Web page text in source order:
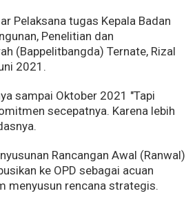
Pelaksana tugas Kepala Badan
Penelitian dan
(Bappelitbangda) Ternate, Rizal
2021.
sampai Oktober 2021 "Tapi
secepatnya. Karena lebih
Rancangan Awal (Ranwal)
ke OPD sebagai acuan
menyusun rencana strategis.